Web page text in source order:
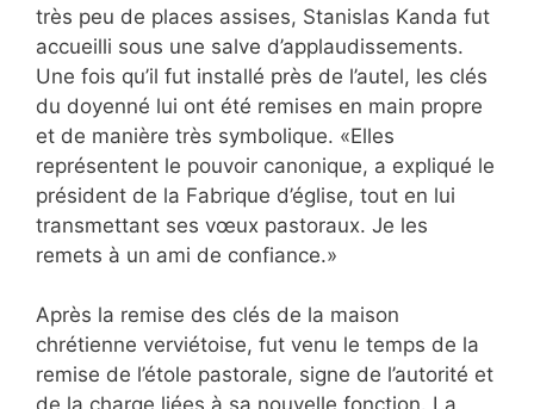
très peu de places assises, Stanislas Kanda fut
accueilli sous une salve d’applaudissements.
Une fois qu’il fut installé près de l’autel, les clés
du doyenné lui ont été remises en main propre
et de manière très symbolique. «Elles
représentent le pouvoir canonique, a expliqué le
président de la Fabrique d’église, tout en lui
transmettant ses vœux pastoraux. Je les
remets à un ami de confiance.»
Après la remise des clés de la maison
chrétienne verviétoise, fut venu le temps de la
remise de l’étole pastorale, signe de l’autorité et